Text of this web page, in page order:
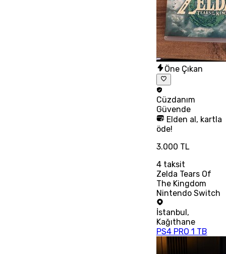
Öne Çıkan
Cüzdanım
Güvende
Elden al, kartla
öde!
3.000 TL
4taksit
Zelda Tears Of
The Kingdom
Nintendo Switch
İstanbul,
Kağıthane
PS4 PRO 1 TB